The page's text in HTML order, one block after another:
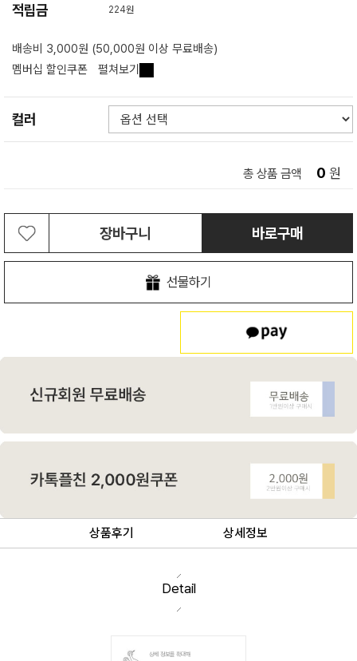
적립금 224원
배송비 3,000원 (50,000원 이상 무료배송)
멤버십 할인쿠폰
펼쳐보기
컬러
총 상품 금액 0 원
장바구니 바로구매
선물하기
상품후기 상세정보
Detail
상세 정보를 확대해